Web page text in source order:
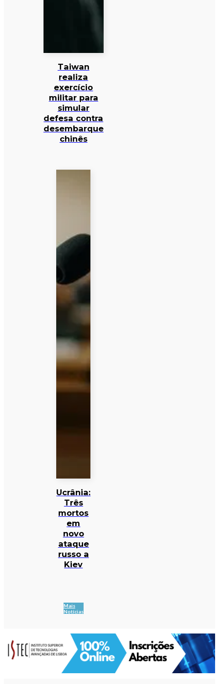
Taiwan
realiza
exercício
militar para
simular
defesa contra
desembarque
chinês
Ucrânia:
Três
mortos
em
novo
ataque
russo a
Kiev
Mais
Notícias